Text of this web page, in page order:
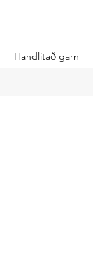
Handlitað garn